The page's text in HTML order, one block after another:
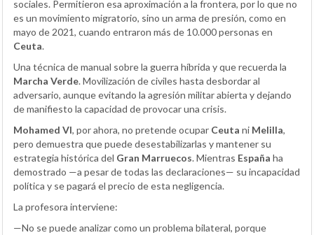
sociales. Permitieron esa aproximación a la frontera, por lo que no
es un movimiento migratorio, sino un arma de presión, como en
mayo de 2021, cuando entraron más de 10.000 personas en
Ceuta.
Una técnica de manual sobre la guerra híbrida y que recuerda la
Marcha Verde. Movilización de civiles hasta desbordar al
adversario, aunque evitando la agresión militar abierta y dejando
de manifiesto la capacidad de provocar una crisis.
Mohamed VI, por ahora, no pretende ocupar Ceuta ni Melilla,
pero demuestra que puede desestabilizarlas y mantener su
estrategia histórica del Gran Marruecos. Mientras España ha
demostrado —a pesar de todas las declaraciones— su incapacidad
política y se pagará el precio de esta negligencia.
La profesora interviene:
—No se puede analizar como un problema bilateral, porque